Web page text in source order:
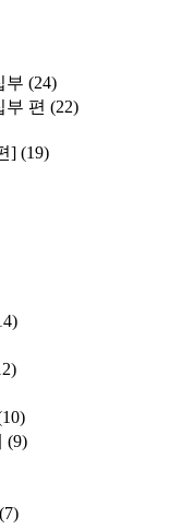
부 (24)
부 편 (22)
] (19)
(9)
(7)